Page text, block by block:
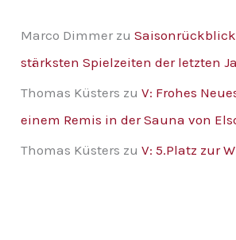
Marco Dimmer zu
stärksten Spielzeiten der letzten
Thomas Küsters zuV: Frohes
einem Remis in der Sauna von
Thomas Küsters zuV: 5.Platz zur